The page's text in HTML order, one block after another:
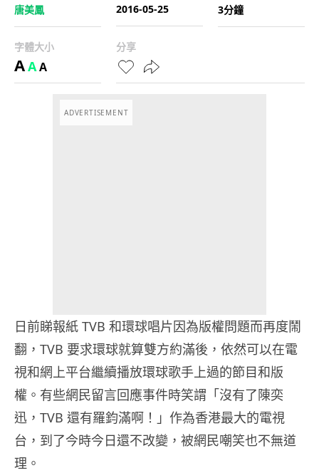
唐美鳳
2016-05-25
3分鐘
字體大小
AAA
分享
ADVERTISEMENT
日前睇報紙 TVB 和環球唱片因為版權問題而再度鬧
翻，TVB 要求環球就算雙方約滿後，依然可以在電
視和網上平台繼續播放環球歌手上過的節目和版
權。有些網民留言回應事件時笑謂「沒有了陳奕
迅，TVB 還有羅鈞滿啊！」作為香港最大的電視
台，到了今時今日還不改變，被網民嘲笑也不無道
理。